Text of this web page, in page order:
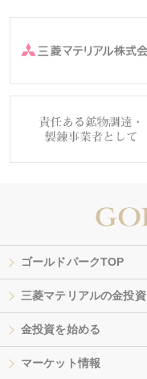
ゴールドパークTOP
三菱マテリアルの金投資
金投資を始める
マーケット情報